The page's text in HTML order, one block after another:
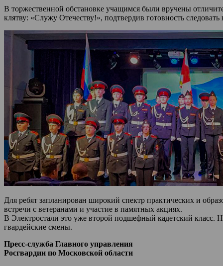
В торжественной обстановке учащимся были вручены
клятву: «Служу Отечеству!», подтвердив готовность
Для ребят запланирован широкий спектр практических и
встречи с ветеранами и участие в памятных акциях.
В Электростали это уже второй подшефный кадетский класс.
гвардейские смены.
Пресс-служба Главного управления
Росгвардии по Московской области